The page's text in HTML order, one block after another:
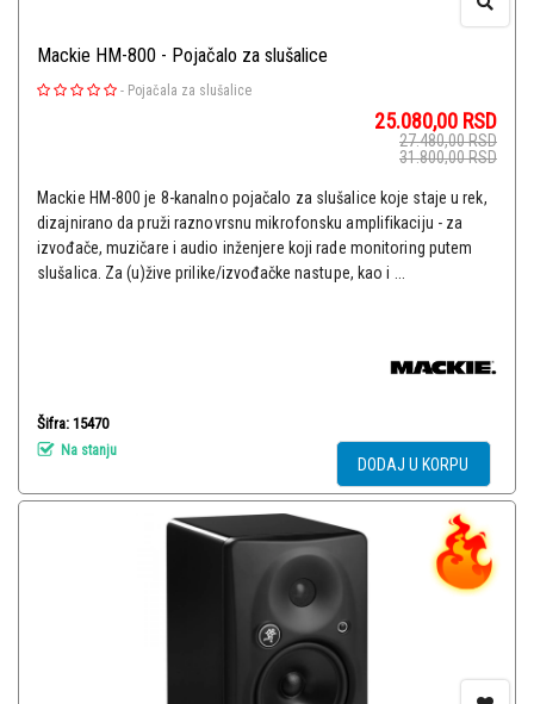
Mackie HM-800 - Pojačalo za slušalice
- Pojačala za slušalice
25.080,00 RSD
27.480,00RSD
31.800,00RSD
Mackie HM-800 je 8-kanalno pojačalo za slušalice koje staje u rek,
dizajnirano da pruži raznovrsnu mikrofonsku amplifikaciju - za
izvođače, muzičare i audio inženjere koji rade monitoring putem
slušalica. Za (u)žive prilike/izvođačke nastupe, kao i ...
Šifra: 15470
Na stanju
DODAJ U KORPU